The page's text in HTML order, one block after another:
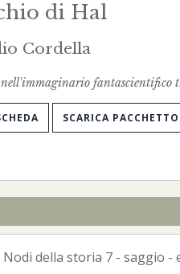
di Hal
Cordella
fantascientifico
SCARICA
Nodi della storia 7 - saggio -